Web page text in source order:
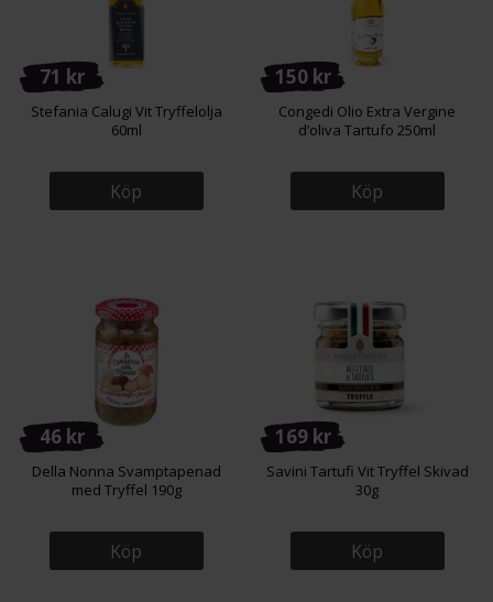
71 kr
Stefania Calugi Vit Tryffelolja
60ml
Köp
150 kr
Congedi Olio Extra Vergine
d’oliva Tartufo 250ml
Köp
46 kr
Della Nonna Svamptapenad
med Tryffel 190g
Köp
169 kr
Savini Tartufi Vit Tryffel Skivad
30g
Köp